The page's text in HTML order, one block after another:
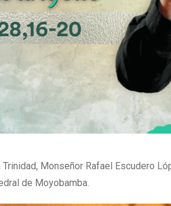
Monseñor Rafael Escudero
de Moyobamba.